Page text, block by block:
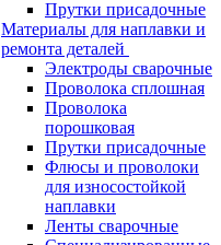
Прутки присадочные
Материалы для наплавки и
ремонта деталей
Электроды сварочные
Проволока сплошная
Проволока
порошковая
Прутки присадочные
Флюсы и проволоки
для износостойкой
наплавки
Ленты сварочные